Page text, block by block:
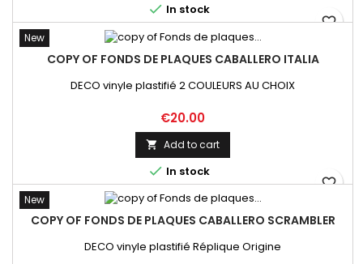
 In stock
favorite_border
New
COPY OF FONDS DE PLAQUES CABALLERO ITALIA
DECO vinyle plastifié 2 COULEURS AU CHOIX
Price
€20.00
 Add to cart
 In stock
favorite_border
New
COPY OF FONDS DE PLAQUES CABALLERO SCRAMBLER
DECO vinyle plastifié Réplique Origine